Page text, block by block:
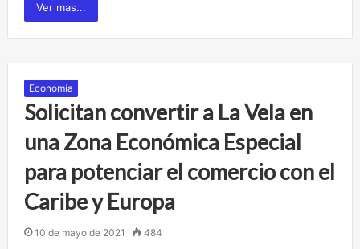
Ver mas...
Economía
Solicitan convertir a La Vela en
una Zona Económica Especial
para potenciar el comercio con el
Caribe y Europa
10 de mayo de 2021 484